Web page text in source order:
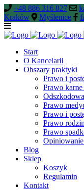
+48 886 316 827
Kraków
Myślenice
Start
O Kancelarii
Obszary praktyki
Prawo i
Prawo
Prawo
Prawo i
Prawo
Prawo
Blog
Sklep
Koszyk
Regulamin
Kontakt